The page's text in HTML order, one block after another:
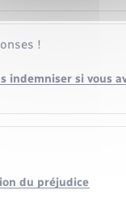
!
indemniser si vous
du préjudice